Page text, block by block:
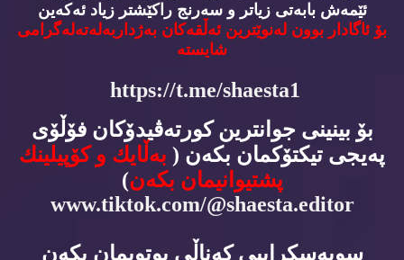
ئێمه‌ش بابه‌تی زیاتر و سه‌رنج راكێشتر زیاد ئه‌كه‌ین
بۆ ئاگادار بوون له‌نوێترین ئه‌ڵقه‌كان به‌ژداربه‌له‌ته‌له‌گرامی
شایسته‌
https://t.me/shaesta1
بۆ بینینی جوانترین كورته‌ڤیدۆكان فۆڵۆی
په‌یجی تیكتۆكمان بكه‌ن ( به‌ڵایك و كۆپیلینك
پشتیوانیمان بكه‌ن)
www.tiktok.com/@shaesta.editor
سوبه‌سكرایبی كه‌ناڵی یوتوبمان بكه‌ن